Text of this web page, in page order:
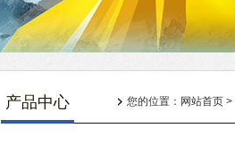
产品中心 您的位置： 网站首页 >